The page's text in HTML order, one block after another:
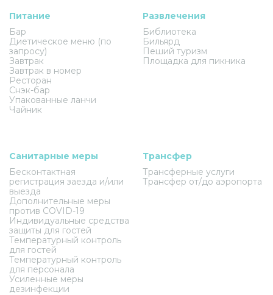
Питание
Бар
Диетическое меню (по
запросу)
Завтрак
Завтрак в номер
Ресторан
Снэк-бар
Упакованные ланчи
Чайник
Развлечения
Библиотека
Бильярд
Пеший туризм
Площадка для пикника
Санитарные меры
Бесконтактная
регистрация заезда и/или
выезда
Дополнительные меры
против COVID-19
Индивидуальные средства
защиты для гостей
Температурный контроль
для гостей
Температурный контроль
для персонала
Усиленные меры
дезинфекции
Трансфер
Трансферные услуги
Трансфер от/до аэропорта